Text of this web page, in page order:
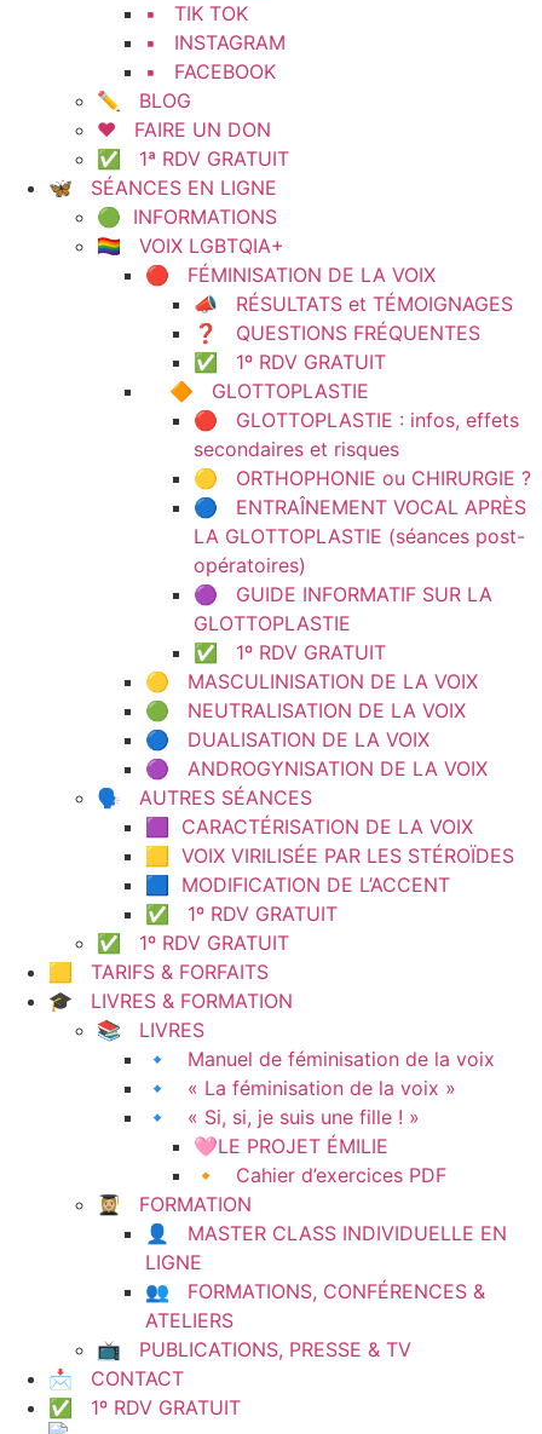
▪️ TIK TOK
▪️ INSTAGRAM
▪️ FACEBOOK
✏️ BLOG
❤️ FAIRE UN DON
✅ 1ª RDV GRATUIT
🦋 SÉANCES EN LIGNE
🟢 INFORMATIONS
🏳️‍🌈 VOIX LGBTQIA+
🔴 FÉMINISATION DE LA VOIX
📣 RÉSULTATS et TÉMOIGNAGES
❓ QUESTIONS FRÉQUENTES
✅ 1º RDV GRATUIT
🔶 GLOTTOPLASTIE
🔴 GLOTTOPLASTIE : infos, effets
secondaires et risques
🟡 ORTHOPHONIE ou CHIRURGIE ?
🔵 ENTRAÎNEMENT VOCAL APRÈS
LA GLOTTOPLASTIE (séances post-
opératoires)
🟣 GUIDE INFORMATIF SUR LA
GLOTTOPLASTIE
✅ 1º RDV GRATUIT
🟡 MASCULINISATION DE LA VOIX
🟢 NEUTRALISATION DE LA VOIX
🔵 DUALISATION DE LA VOIX
🟣 ANDROGYNISATION DE LA VOIX
🗣️ AUTRES SÉANCES
🟪 CARACTÉRISATION DE LA VOIX
🟨 VOIX VIRILISÉE PAR LES STÉROÏDES
🟦 MODIFICATION DE L’ACCENT
✅ 1º RDV GRATUIT
✅ 1º RDV GRATUIT
🟨 TARIFS & FORFAITS
🎓 LIVRES & FORMATION
📚 LIVRES
🔹 Manuel de féminisation de la voix
🔹 « La féminisation de la voix »
🔹 « Si, si, je suis une fille ! »
🩷LE PROJET ÉMILIE
🔸 Cahier d’exercices PDF
👩🏼‍🎓 FORMATION
👤 MASTER CLASS INDIVIDUELLE EN
LIGNE
👥 FORMATIONS, CONFÉRENCES &
ATELIERS
📺 PUBLICATIONS, PRESSE & TV
📩 CONTACT
✅ 1º RDV GRATUIT